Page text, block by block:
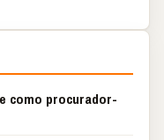
como procurador-